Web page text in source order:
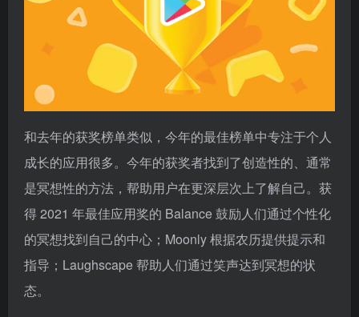
和去年的获奖榜单类似，今年的最佳榜单中专注于个人
成长的应用很多。今年的获奖者找到了创造性的、通常
是冥想性的方法，帮助用户在更深层次上了解自己。获
得 2021 年最佳应用奖的 Balance 鼓励人们通过个性化
的冥想找到自己的中心；Moonly 根据农历提供提示和
指导；Laughscape 帮助人们通过笑声达到冥想的状
态。